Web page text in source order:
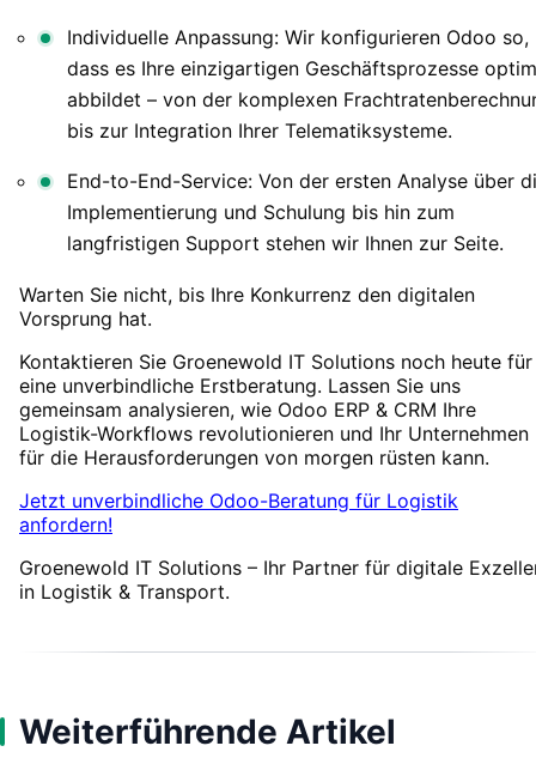
Individuelle Anpassung: Wir konfigurieren Odoo so,
dass es Ihre einzigartigen Geschäftsprozesse
abbildet – von der komplexen
bis zur Integration Ihrer Telematiksysteme.
End-to-End-Service: Von der ersten Analyse über
Implementierung und Schulung bis hin zum
langfristigen Support stehen wir Ihnen zur Seite.
Warten Sie nicht, bis Ihre Konkurrenz den digitalen
Vorsprung hat.
Kontaktieren Sie Groenewold IT Solutions noch heute für
eine unverbindliche Erstberatung. Lassen Sie uns
gemeinsam analysieren, wie Odoo ERP & CRM Ihre
Logistik-Workflows revolutionieren und Ihr Unternehmen
für die Herausforderungen von morgen rüsten kann.
Jetzt unverbindliche Odoo-Beratung für Logistik
anfordern!
Groenewold IT Solutions – Ihr Partner für digitale
in Logistik & Transport.
Weiterführende Artikel